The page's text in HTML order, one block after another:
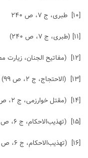
[۱۰]
طبری، ج ۷، ص ۲۴۰
[۱۱]
(طبری، ج ۷، ص ۲۴۰)
[۱۲]
(مفاتیح الجنان، زیارت
[۱۳]
(الاحتجاج، ج ۲، ص ۹۹)
[۱۴]
(مقتل خوارزمی، ج ۲، ص ۵) و (مناقب آل‌ابی‌طالب، ج ۴، ص ۷۵)
[۱۵]
(تهذیب‌الاحکام، ج ۶، ص ۱۲۶) از دیدگاه امام صادق(ع).
[۱۶]
(تهذیب‌الاحکام، ج ۶، ص ۱۲۶) از دیدگاه امام صادق(ع).